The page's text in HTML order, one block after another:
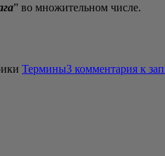
” во мно­жи­тель­ном числе.
Термины3 комментария к